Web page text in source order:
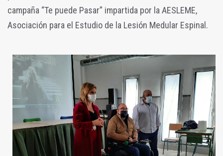
campaña “Te puede Pasar” impartida por la AESLEME,
Asociación para el Estudio de la Lesión Medular Espinal.